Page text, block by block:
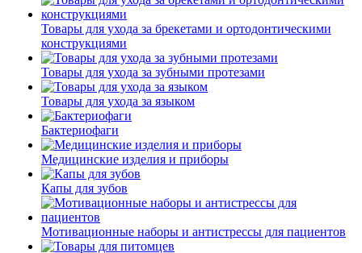
Товары для ухода за брекетами и ортодонтическими
конструкциями
Товары для ухода за зубными протезами
Товары для ухода за языком
Бактериофаги
Медицинские изделия и приборы
Капы для зубов
Мотивационные наборы и антистрессы для пациентов